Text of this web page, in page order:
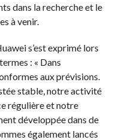
dans la recherche et le
à venir.
s’est exprimé lors
: « Dans
aux prévisions.
stable, notre activité
régulière et notre
développée dans de
également lancés